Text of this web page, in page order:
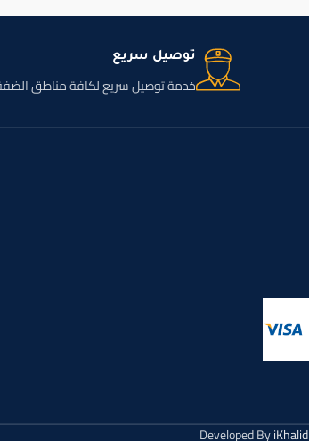
توصيل سريع
خدمة توصيل سريع لكافة مناطق
Developed ByiKhalid